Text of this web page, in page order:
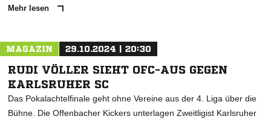
Mehr lesen
MAGAZIN 29.10.2024 | 20:30
RUDI VÖLLER SIEHT OFC-AUS GEGEN
KARLSRUHER SC
Das Pokalachtelfinale geht ohne Vereine aus der 4. Liga über die
Bühne. Die Offenbacher Kickers unterlagen Zweitligist Karlsruher